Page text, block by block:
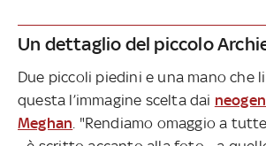
Un dettaglio del piccolo
Due piccoli piedini e una mano che
questa l’immagine scelta dai
Meghan . "Rendiamo omaggio a